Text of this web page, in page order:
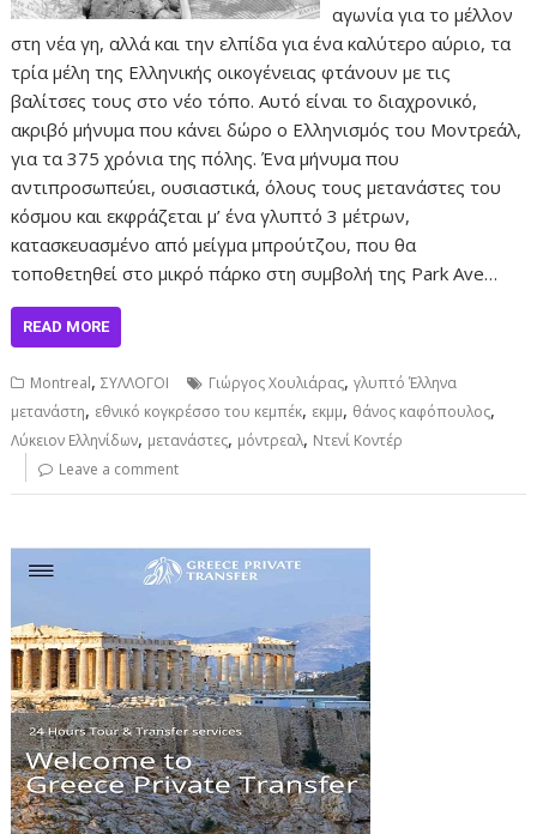
αγωνία για το μέλλον
στη νέα γη, αλλά και την ελπίδα για ένα καλύτερο αύριο, τα
τρία μέλη της Ελληνικής οικογένειας φτάνουν με τις
βαλίτσες τους στο νέο τόπο. Αυτό είναι το διαχρονικό,
ακριβό μήνυμα που κάνει δώρο ο Ελληνισμός του Μοντρεάλ,
για τα 375 χρόνια της πόλης. Ένα μήνυμα που
αντιπροσωπεύει, ουσιαστικά, όλους τους μετανάστες του
κόσμου και εκφράζεται μ’ ένα γλυπτό 3 μέτρων,
κατασκευασμένο από μείγμα μπρούτζου, που θα
τοποθετηθεί στο μικρό πάρκο στη συμβολή της Park Ave…
READ MORE
Montreal,ΣΥΛΛΟΓΟΙ Γιώργος Χουλιάρας,γλυπτό Έλληνα
μετανάστη, εθνικό κογκρέσσο του κεμπέκ, εκμμ, θάνος καφόπουλος,
Λύκειον Ελληνίδων, μετανάστες, μόντρεαλ, Ντενί Κοντέρ
Leave a comment